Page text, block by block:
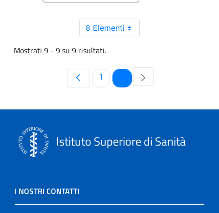
8 Elementi
Mostrati 9 - 9 su 9 risultati.
Pagina
1 Pagina
Istituto Superiore di Sanità
I NOSTRI CONTATTI